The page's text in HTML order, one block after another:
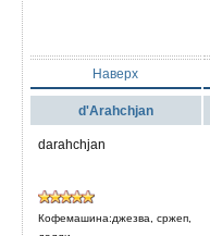
Наверх
d'Arahchjan
darahchjan
Кофемашина:джезва, сржеп,